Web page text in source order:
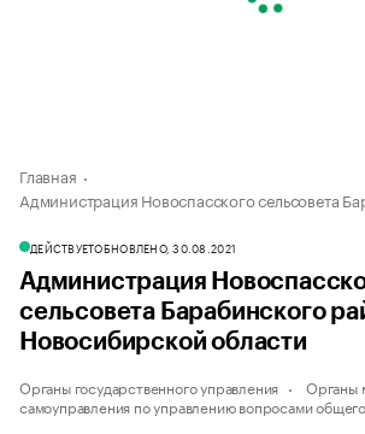
Главная
ДЕЙСТВУЕТОБНОВЛЕНО, 30.08.2021
Администрация
сельсовета Барабинского
Новосибирской области
Органы государственного управления
Органы
самоуправления по управлению вопросами